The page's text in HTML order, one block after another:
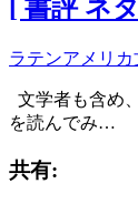
[ 書評 ネ
ラテンアメリカ
文学者も含め
を読んでみ…
共有: